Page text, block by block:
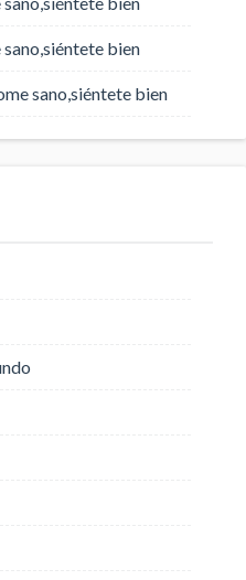
sano,siéntete bien
sano,siéntete bien